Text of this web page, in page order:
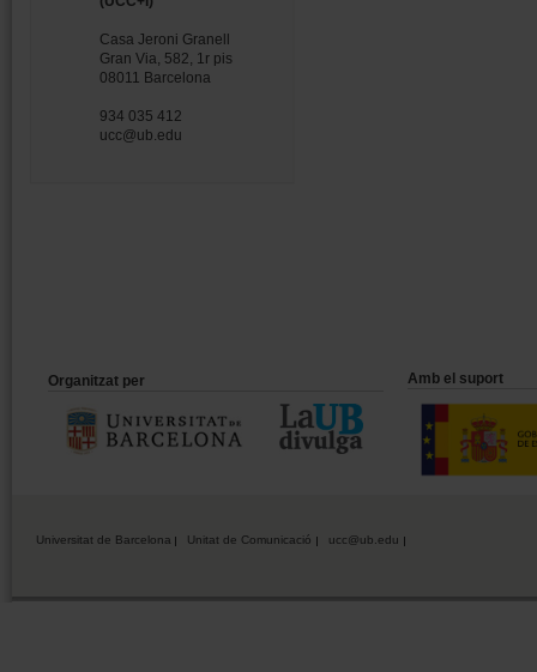
Casa Jeroni Granell
Gran Via, 582, 1r pis
08011 Barcelona
934 035 412
ucc@ub.edu
Organitzat per Amb el suport
Universitat de Barcelona Unitat de Comunicació ucc@ub.edu